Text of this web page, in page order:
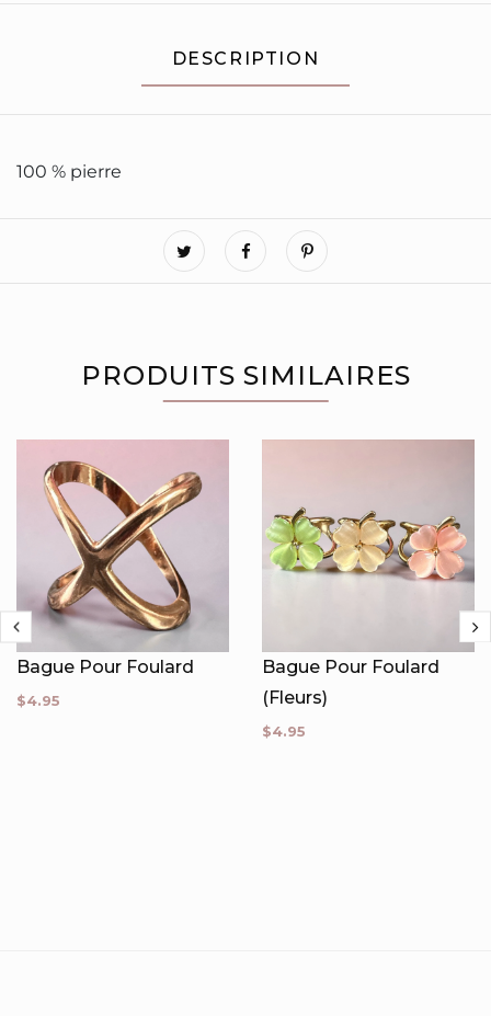
DESCRIPTION
100 % pierre
PRODUITS SIMILAIRES
Bague Pour Foulard
$4.95
Bague Pour Foulard
(Fleurs)
$4.95